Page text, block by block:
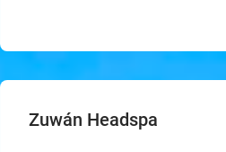
Zuwán Headspa